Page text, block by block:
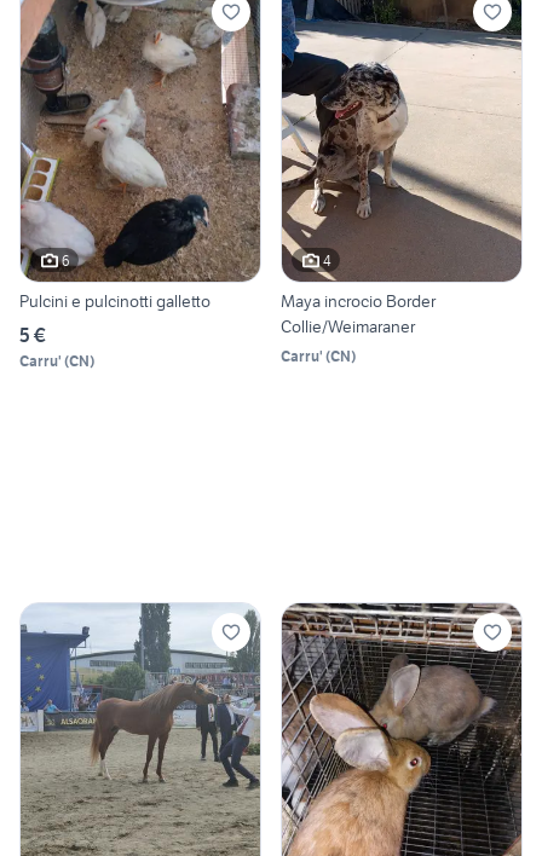
6
Pulcini e pulcinotti galletto
5 €
Carru' (CN)
4
Maya incrocio Border
Collie/Weimaraner
Carru' (CN)